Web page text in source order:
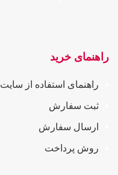
راهنمای خرید
راهنمای استفاده از سایت
ثبت سفارش
ارسال سفارش
روش پرداخت